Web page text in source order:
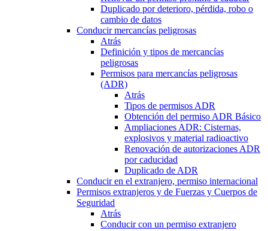
Duplicado por deterioro, pérdida, robo o
cambio de datos
Conducir mercancías peligrosas
Atrás
Definición y tipos de mercancías
peligrosas
Permisos para mercancías peligrosas
(ADR)
Atrás
Tipos de permisos ADR
Obtención del permiso ADR Básico
Ampliaciones ADR: Cisternas,
explosivos y material radioactivo
Renovación de autorizaciones ADR
por caducidad
Duplicado de ADR
Conducir en el extranjero, permiso internacional
Permisos extranjeros y de Fuerzas y Cuerpos de
Seguridad
Atrás
Conducir con un permiso extranjero